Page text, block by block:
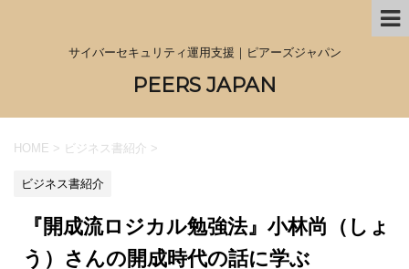
サイバーセキュリティ運用支援｜ピアーズジャパン
PEERS JAPAN
HOME > ビジネス書紹介 >
ビジネス書紹介
『開成流ロジカル勉強法』小林尚（しょ
う）さんの開成時代の話に学ぶ